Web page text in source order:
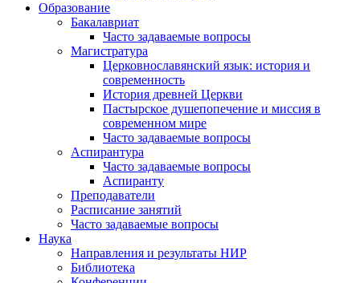
Образование
Бакалавриат
Часто задаваемые вопросы
Магистратура
Церковнославянский язык: история и
современность
История древней Церкви
Пастырское душепопечение и миссия в
современном мире
Часто задаваемые вопросы
Аспирантура
Часто задаваемые вопросы
Аспиранту
Преподаватели
Расписание занятий
Часто задаваемые вопросы
Наука
Направления и результаты НИР
Библиотека